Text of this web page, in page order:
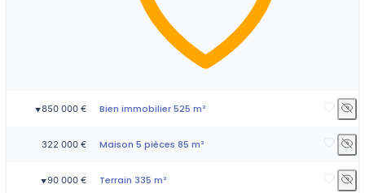
▼850 000 € Bien immobilier 525 m²
322 000 € Maison 5 pièces 85 m²
▼90 000 € Terrain 335 m²